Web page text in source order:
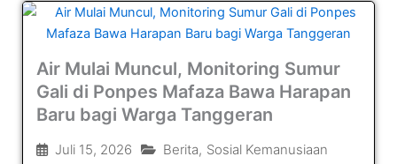
Air Mulai Muncul, Monitoring Sumur
Gali di Ponpes Mafaza Bawa Harapan
Baru bagi Warga Tanggeran
Juli 15, 2026 Berita, Sosial Kemanusiaan